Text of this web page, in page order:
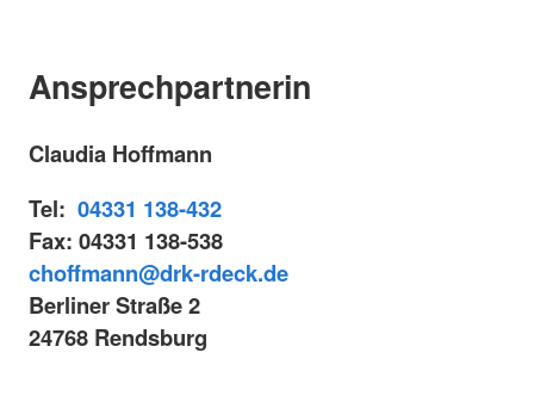
Ansprechpartnerin
Claudia Hoffmann
Tel: 04331 138-432
Fax: 04331 138-538
choffmann@drk-rdeck.de
Berliner Straße 2
24768 Rendsburg